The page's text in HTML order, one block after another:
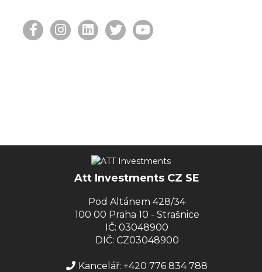
Att Investments CZ SE
Pod Altánem 428/34
100 00 Praha 10 - Strašnice
IČ: 03048900
DIČ: CZ03048900
Kancelář: +420 776 834 788